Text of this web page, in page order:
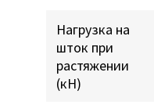
Нагрузка на
шток при
растяжении
(кН)